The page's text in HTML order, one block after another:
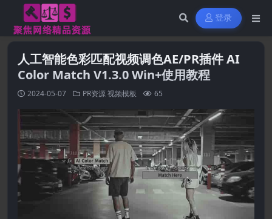
登录
人工智能色彩匹配视频调色AE/PR插件 AI
Color Match V1.3.0 Win+使用教程
2024-05-07 PR资源视频模板 65